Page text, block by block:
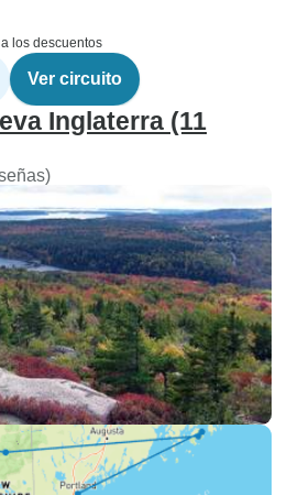
los descuentos
Ver circuito
Inglaterra (11